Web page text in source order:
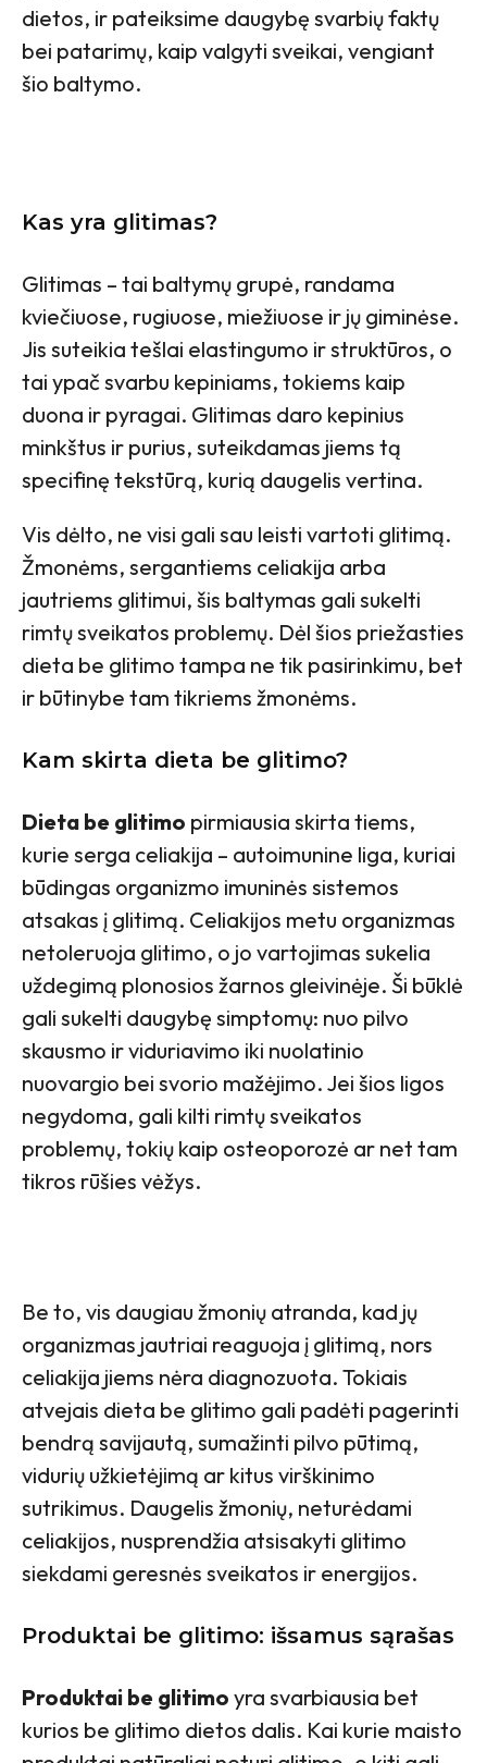
dietos, ir pateiksime daugybę svarbių faktų
bei patarimų, kaip valgyti sveikai, vengiant
šio baltymo.
Kas yra glitimas?
Glitimas – tai baltymų grupė, randama
kviečiuose, rugiuose, miežiuose ir jų giminėse.
Jis suteikia tešlai elastingumo ir struktūros, o
tai ypač svarbu kepiniams, tokiems kaip
duona ir pyragai. Glitimas daro kepinius
minkštus ir purius, suteikdamas jiems tą
specifinę tekstūrą, kurią daugelis vertina.
Vis dėlto, ne visi gali sau leisti vartoti glitimą.
Žmonėms, sergantiems celiakija arba
jautriems glitimui, šis baltymas gali sukelti
rimtų sveikatos problemų. Dėl šios priežasties
dieta be glitimo tampa ne tik pasirinkimu, bet
ir būtinybe tam tikriems žmonėms.
Kam skirta dieta be glitimo?
Dieta be glitimo pirmiausia skirta tiems,
kurie serga celiakija – autoimunine liga, kuriai
būdingas organizmo imuninės sistemos
atsakas į glitimą. Celiakijos metu organizmas
netoleruoja glitimo, o jo vartojimas sukelia
uždegimą plonosios žarnos gleivinėje. Ši būklė
gali sukelti daugybę simptomų: nuo pilvo
skausmo ir viduriavimo iki nuolatinio
nuovargio bei svorio mažėjimo. Jei šios ligos
negydoma, gali kilti rimtų sveikatos
problemų, tokių kaip osteoporozė ar net tam
tikros rūšies vėžys.
Be to, vis daugiau žmonių atranda, kad jų
organizmas jautriai reaguoja į glitimą, nors
celiakija jiems nėra diagnozuota. Tokiais
atvejais dieta be glitimo gali padėti pagerinti
bendrą savijautą, sumažinti pilvo pūtimą,
vidurių užkietėjimą ar kitus virškinimo
sutrikimus. Daugelis žmonių, neturėdami
celiakijos, nusprendžia atsisakyti glitimo
siekdami geresnės sveikatos ir energijos.
Produktai be glitimo: išsamus sąrašas
Produktai be glitimo yra svarbiausia bet
kurios be glitimo dietos dalis. Kai kurie maisto